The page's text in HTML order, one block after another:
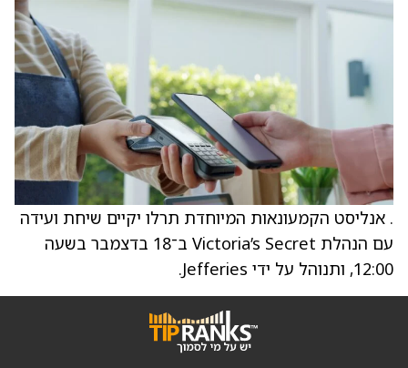
. אנליסט הקמעונאות המיוחדת תרלו יקיים שיחת ועידה
עם הנהלת Victoria’s Secret ב־18 בדצמבר בשעה
12:00, ותנוהל על ידי Jefferies.